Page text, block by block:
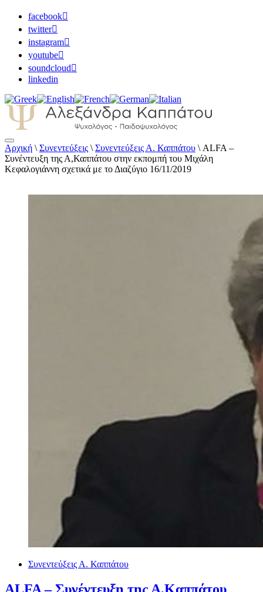
facebook
twitter
instagram
youtube
soundcloud
linkedin
Αλεξάνδρα Καππάτου Ψυχολόγος –
Παιδοψυχολόγος
Αρχική \ Συνεντεύξεις \ Συνεντεύξεις Α. Καππάτου \ ALFA –
Συνέντευξη της Α,Καππάτου στην εκπομπή του Μιχάλη
Κεφαλογιάννη σχετικά με το Διαζύγιο 16/11/2019
Συνεντεύξεις Α. Καππάτου